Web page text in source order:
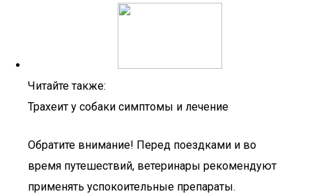
Читайте также:
Трахеит у собаки симптомы и лечение
Обратите внимание! Перед поездками и во
время путешествий, ветеринары рекомендуют
применять успокоительные препараты.